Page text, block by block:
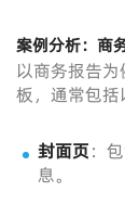
案例分析：商
以商务报告
板，通常包括
封面页：
息。